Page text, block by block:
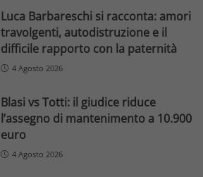
Luca Barbareschi si racconta: amori
travolgenti, autodistruzione e il
difficile rapporto con la paternità
4 Agosto 2026
Blasi vs Totti: il giudice riduce
l’assegno di mantenimento a 10.900
euro
4 Agosto 2026